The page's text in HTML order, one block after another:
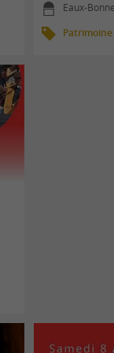
Eaux-
Patrimoine